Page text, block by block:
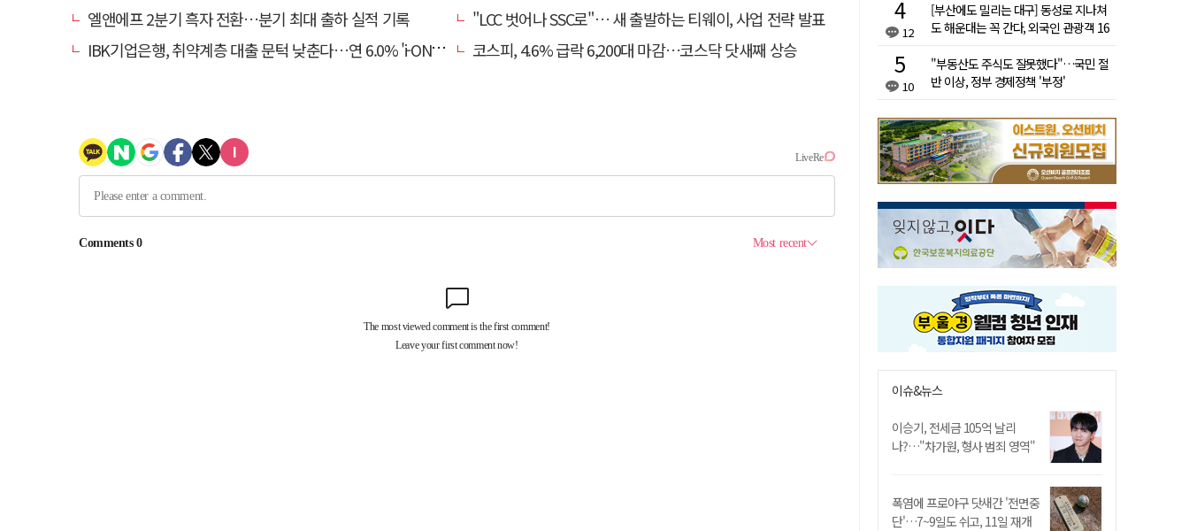
엘앤에프 2분기 흑자 전환…분기 최대 출하 실적 기록
"LCC 벗어나 SSC로"… 새 출발하는 티웨이, 사업 전략 발표
IBK기업은행, 취약계층 대출 문턱 낮춘다…연 6.0% 'i-ONE 햇살론 특례보증' 비대면 출시
코스피, 4.6% 급락 6,200대 마감…코스닥 닷새째 상승
12
[부산에도 밀리는 대구] 동성로 지나쳐
도 해운대는 꼭 간다, 외국인 관광객 16
10
"부동산도 주식도 잘못했다"…국민 절
반 이상, 정부 경제정책 '부정'
이슈&뉴스
이승기, 전세금 105억 날리
나?…"차가원, 형사 범죄 영역"
폭염에 프로야구 닷새간 '전면중
단'…7~9일도 쉬고, 11일 재개